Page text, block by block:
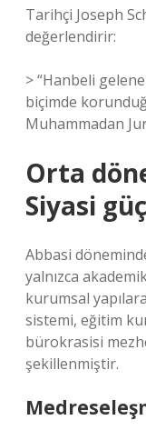
Tarihçi Joseph
değerlendirir:
> “Hanbeli
biçimde
Muhammadan
Orta
Siyasi
Abbasi
yalnızca
kurumsal
sistemi, eğitim
bürokrasisi
şekillenmiştir.